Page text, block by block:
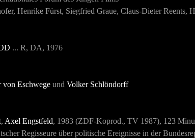
Henrike Fürst, Siegfried Graue, Claus-Dieter Reents,
... R, DA, 1976
von Eschwege und Volker Schlöndorff
Axel Engstfeld, 1983 (ZDF-Koprod., TV 1987), 123
Regisseure über politische Ereignisse in der